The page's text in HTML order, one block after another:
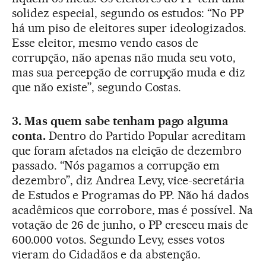
solidez especial, segundo os estudos: “No PP
há um piso de eleitores super ideologizados.
Esse eleitor, mesmo vendo casos de
corrupção, não apenas não muda seu voto,
mas sua percepção de corrupção muda e diz
que não existe”, segundo Costas.
3. Mas quem sabe tenham pago alguma
conta.Dentro do Partido Popular acreditam
que foram afetados na eleição de dezembro
passado. “Nós pagamos a corrupção em
dezembro”, diz Andrea Levy, vice-secretária
de Estudos e Programas do PP. Não há dados
acadêmicos que corrobore, mas é possível. Na
votação de 26 de junho, o PP cresceu mais de
600.000 votos. Segundo Levy, esses votos
vieram do Cidadãos e da abstenção.